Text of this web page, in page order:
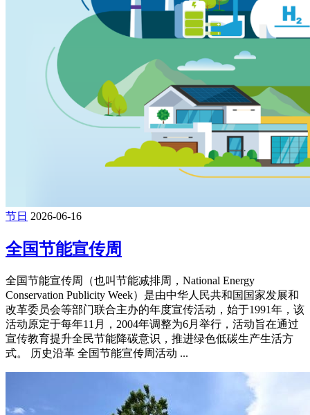
节日 2026-06-16
全国节能宣传周
全国节能宣传周（也叫节能减排周，National Energy
Conservation Publicity Week）是由中华人民共和国国家发展和
改革委员会等部门联合主办的年度宣传活动，始于1991年，该
活动原定于每年11月，2004年调整为6月举行，活动旨在通过
宣传教育提升全民节能降碳意识，推进绿色低碳生产生活方
式。 历史沿革 全国节能宣传周活动 ...